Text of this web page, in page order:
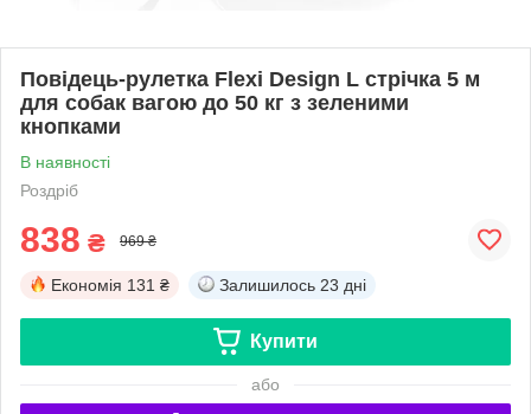
Повідець-рулетка Flexi Design L стрічка 5 м
для собак вагою до 50 кг з зеленими
кнопками
В наявності
Роздріб
838 ₴ 969 ₴
Економія 131 ₴ Залишилось 23 дні
Купити
або